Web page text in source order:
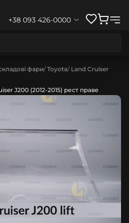
+38 093 426-0000
фари Toyota Land Cruiser
J200 (2012-2015) рест праве